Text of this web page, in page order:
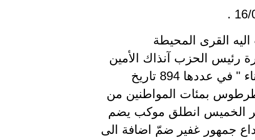
القرى المحيطة
رئيس الحزب آنذاك الأمين
علي قانصوه وبعدد وفير من العمد والأمناء ، ونشرت عنه مجلة " البناء " في عددها 894 تاريخ
في طرطوس بمئات المواطنين من
ظهر الخميس انطلق موكب يضم
جمهور غفير ضمّ اضافة الى